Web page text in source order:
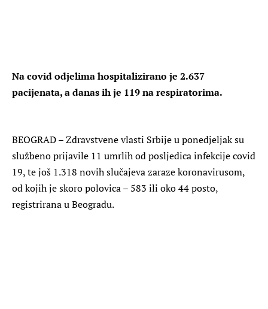
Na covid odjelima hospitalizirano je 2.637
pacijenata, a danas ih je 119 na respiratorima.
BEOGRAD – Zdravstvene vlasti Srbije u ponedjeljak su
službeno prijavile 11 umrlih od posljedica infekcije covid
19, te još 1.318 novih slučajeva zaraze koronavirusom,
od kojih je skoro polovica – 583 ili oko 44 posto,
registrirana u Beogradu.